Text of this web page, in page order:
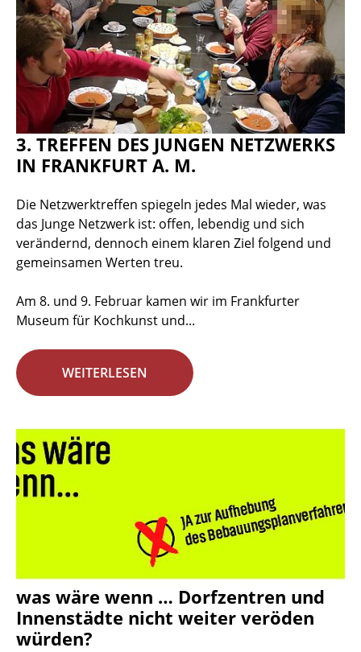
3. TREFFEN DES JUNGEN NETZWERKS
IN FRANKFURT A. M.
Die Netzwerktreffen spiegeln jedes Mal wieder, was
das Junge Netzwerk ist: offen, lebendig und sich
verändernd, dennoch einem klaren Ziel folgend und
gemeinsamen Werten treu.
Am 8. und 9. Februar kamen wir im Frankfurter
Museum für Kochkunst und...
WEITERLESEN
was wäre wenn … Dorfzentren und
Innenstädte nicht weiter veröden
würden?